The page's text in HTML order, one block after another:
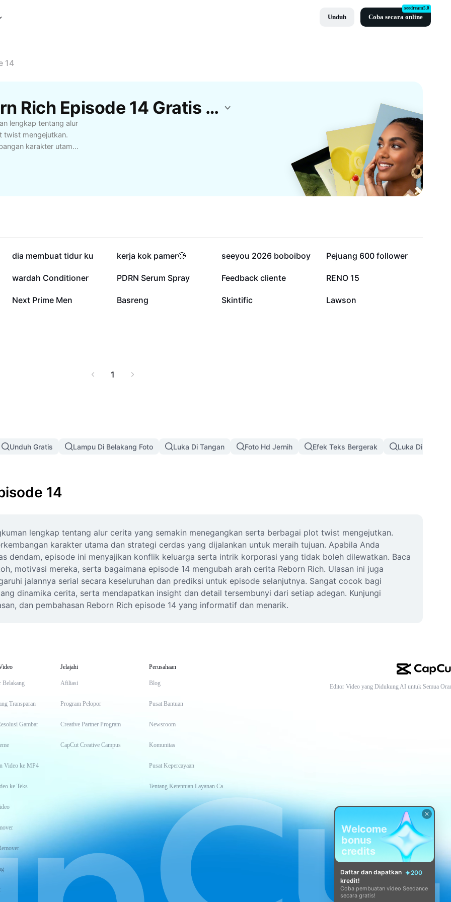
Unduh Coba secara online
seedream5.0
14
Template Ulasan Reborn Rich Episode 14 Gratis Dari CapCut
lengkap tentang alur
twist mengejutkan.
karakter utama
episode ini
yang memengaruhi
selanjutnya.
dalam tentang
dari setiap
ringkasan, dan
menarik.
52,1 rb
dia membuat tidur ku 28,2 rb
kerja kok pamer🥲 6 rb
seeyou 2026 boboiboy 5,3 rb
Pejuang 600 follower
1,1 rb
wardah Conditioner 1,1 rb
PDRN Serum Spray 836
Feedback cliente 378
RENO 15
68
Next Prime Men 30
Basreng 19
Skintific 4
Lawson
1
Unduh Gratis Lampu Di Belakang Foto Luka Di Tangan Foto Hd Jernih Efek Teks Bergerak Luka Di Wajah
14
lengkap tentang alur cerita yang semakin menegangkan serta berbagai plot twist mengejutkan.
karakter utama dan strategi cerdas yang dijalankan untuk meraih tujuan. Apabila Anda
dendam, episode ini menyajikan konflik keluarga serta intrik korporasi yang tidak boleh dilewatkan. Baca
motivasi mereka, serta bagaimana episode 14 mengubah arah cerita Reborn Rich. Ulasan ini juga
jalannya serial secara keseluruhan dan prediksi untuk episode selanjutnya. Sangat cocok bagi
dinamika cerita, serta mendapatkan insight dan detail tersembunyi dari setiap adegan. Kunjungi
dan pembahasan Reborn Rich episode 14 yang informatif dan menarik.
Belakang
Transparan
Gambar
Video ke MP4
ke Teks
Jelajahi
Afiliasi
Program Pelopor
Creative Partner Program
CapCut Creative Campus
Perusahaan
Blog
Pusat Bantuan
Newsroom
Komunitas
Pusat Kepercayaan
Tentang Ketentuan Layanan CapCut
Editor Video yang Didukung AI untuk Semua
Welcome
bonus
credits
Daftar dan dapatkan
200
kredit!
Coba pembuatan video Seedance
secara gratis!